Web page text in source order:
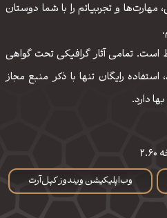
و تجربیاتم را با شما دوستان
تمامی آثار گرافیکی تحت گواهی
استفاده رایگان تنها با ذکر منبع مجاز
دارد.
وب‌اپلیکیشن ویندوز کپل‌آرت